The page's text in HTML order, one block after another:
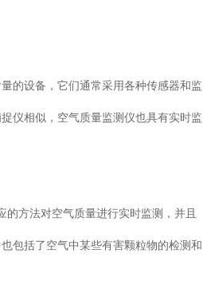
的设备，它们通常采用各种传感器和监
仪相似，空气质量监测仪也具有实时监
方法对空气质量进行实时监测，并且
包括了空气中某些有害颗粒物的检测和